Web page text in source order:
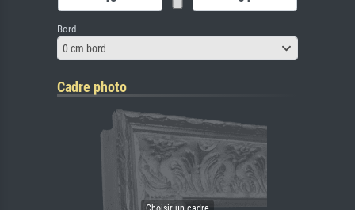
Bord
0 cm bord
Cadre photo